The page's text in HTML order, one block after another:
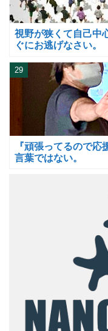
視野が狭くて自己中
ぐにお逃げなさい。
『頑張ってるので
言葉ではない。
29